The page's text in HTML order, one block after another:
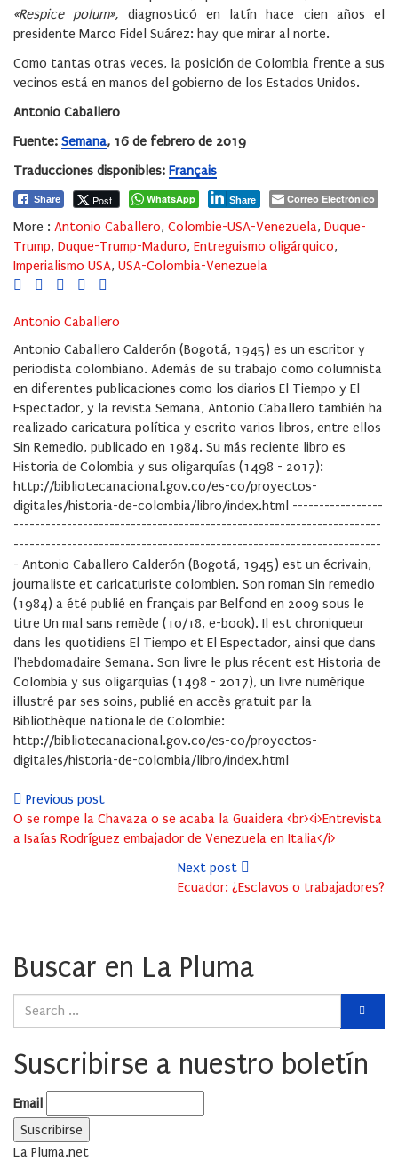
«Respice polum», diagnosticó en latín hace cien años el
presidente Marco Fidel Suárez: hay que mirar al norte.
Como tantas otras veces, la posición de Colombia fren­te a sus
vecinos está en manos del gobierno de los Estados Unidos.
Antonio Caballero
Fuente: Semana, 16 de febrero de 2019
Traducciones disponibles: Français
Share Post WhatsApp Share Correo Electrónico
More : Antonio Caballero, Colombie-USA-Venezuela, Duque-
Trump, Duque-Trump-Maduro, Entreguismo oligárquico,
Imperialismo USA, USA-Colombia-Venezuela
Antonio Caballero
Antonio Caballero Calderón (Bogotá, 1945) es un escritor y
periodista colombiano. Además de su trabajo como columnista
en diferentes publicaciones como los diarios El Tiempo y El
Espectador, y la revista Semana, Antonio Caballero también ha
realizado caricatura política y escrito varios libros, entre ellos
Sin Remedio, publicado en 1984. Su más reciente libro es
Historia de Colombia y sus oligarquías (1498 - 2017):
http://bibliotecanacional.gov.co/es-co/proyectos-
digitales/historia-de-colombia/libro/index.html -----------------
---------------------------------------------------------------------
---------------------------------------------------------------------
- Antonio Caballero Calderón (Bogotá, 1945) est un écrivain,
journaliste et caricaturiste colombien. Son roman Sin remedio
(1984) a été publié en français par Belfond en 2009 sous le
titre Un mal sans remède (10/18, e-book). Il est chroniqueur
dans les quotidiens El Tiempo et El Espectador, ainsi que dans
l'hebdomadaire Semana. Son livre le plus récent est Historia de
Colombia y sus oligarquías (1498 - 2017), un livre numérique
illustré par ses soins, publié en accès gratuit par la
Bibliothèque nationale de Colombie:
http://bibliotecanacional.gov.co/es-co/proyectos-
digitales/historia-de-colombia/libro/index.html
Previous post
O se rompe la Chavaza o se acaba la Guaidera <br><i>Entrevista
a Isaías Rodríguez embajador de Venezuela en Italia</i>
Next post
Ecuador: ¿Esclavos o trabajadores?
Buscar en La Pluma
Suscribirse a nuestro boletín
Email
La Pluma.net